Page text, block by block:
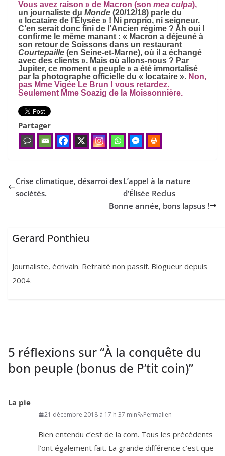
Vous avez raison » de Macron (son mea culpa),
un journaliste du Monde (20/12/18) parle du
« locataire de l’Élysée » ! Ni proprio, ni seigneur.
C’en serait donc fini de l’Ancien régime ? Ah oui !
confirme le même manant : « Macron a déjeuné à
son retour de Soissons dans un restaurant
Courtepaille (en Seine-et-Marne), où il a échangé
avec des clients ». Mais où allons-nous ? Par
Jupiter, ce moment « peuple » a été immortalisé
par la photographe officielle du « locataire ». Non,
pas Mme Vigée Le Brun ! vous retardez.
Seulement Mme Soazig de la Moissonnière.
Partager
Crise climatique, désarroi des
sociétés.
L’appel à la nature
d’Élisée Reclus
Bonne année, bons lapsus !
Gerard Ponthieu
Journaliste, écrivain. Retraité non passif. Blogueur depuis
2004.
5 réflexions sur “À la conquête du
bon peuple (bonus de P’tit coin)”
La pie
21 décembre 2018 à 17 h 37 min Permalien
Bien enten­du c’est de la com. Tous les pré­cé­dents
l’ont éga­le­ment fait. La grande dif­fé­rence c’est que